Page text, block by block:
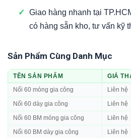
✓ Giao hàng nhanh tại
có hàng sẵn kho, tư vấn kỹ
Sản Phẩm Cùng Danh Mục
TÊN SẢN PHẨM GIÁ
Nối 60 mỏng gia công
Liên hệ
Nối 60 dày gia công Liên hệ
Nối 60 BM mỏng gia công Liên hệ
Nối 60 BM dày gia công Liên hệ